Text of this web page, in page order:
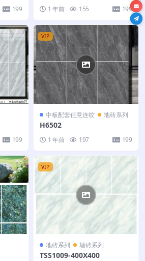
199 1 年前 155 199
199
VIP
中板配套任意连纹 地砖系列
H6502
1 年前 197 199
VIP
地砖系列 墙砖系列
TSS1009-400X400